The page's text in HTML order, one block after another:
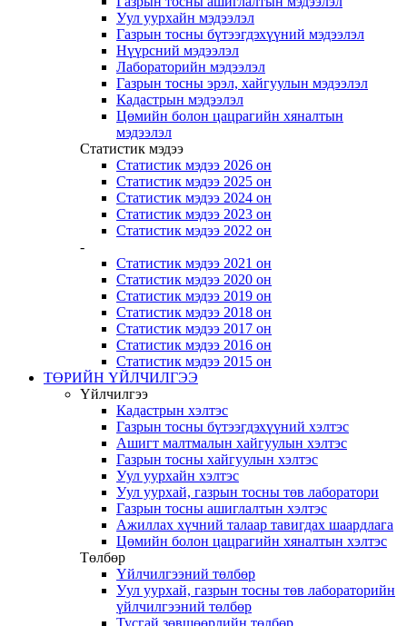
Уул уурхайн мэдээлэл
Газрын тосны бүтээгдэхүүний мэдээлэл
Нүүрсний мэдээлэл
Лабораторийн мэдээлэл
Газрын тосны эрэл, хайгуулын мэдээлэл
Кадастрын мэдээлэл
Цөмийн болон цацрагийн хяналтын
мэдээлэл
Статистик мэдээ
Статистик мэдээ 2026 он
Статистик мэдээ 2025 он
Статистик мэдээ 2024 он
Статистик мэдээ 2023 он
Статистик мэдээ 2022 он
-
Статистик мэдээ 2021 он
Статистик мэдээ 2020 он
Статистик мэдээ 2019 он
Статистик мэдээ 2018 он
Статистик мэдээ 2017 он
Статистик мэдээ 2016 он
Статистик мэдээ 2015 он
ТӨРИЙН ҮЙЛЧИЛГЭЭ
Үйлчилгээ
Кадастрын хэлтэс
Газрын тосны бүтээгдэхүүний хэлтэс
Ашигт малтмалын хайгуулын хэлтэс
Газрын тосны хайгуулын хэлтэс
Уул уурхайн хэлтэс
Уул уурхай, газрын тосны төв лаборатори
Газрын тосны ашиглалтын хэлтэс
Ажиллах хүчний талаар тавигдах шаардлага
Цөмийн болон цацрагийн хяналтын хэлтэс
Төлбөр
Үйлчилгээний төлбөр
Уул уурхай, газрын тосны төв лабораторийн
үйлчилгээний төлбөр
Тусгай зөвшөөрлийн төлбөр